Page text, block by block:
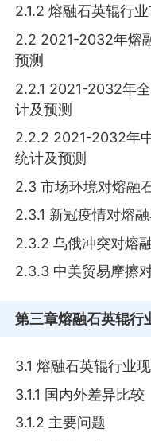
2.1.2 熔融石英辊行
2.2 2021-2032年熔
预测
2.2.1 2021-2032年
计及预测
2.2.2 2021-2032年
统计及预测
2.3 市场环境对熔融
2.3.1 新冠疫情对熔
2.3.2 乌俄冲突对熔
2.3.3 中美贸易摩擦
第三章熔融石英辊行
3.1 熔融石英辊行业
3.1.1 国内外差异比较
3.1.2 主要问题